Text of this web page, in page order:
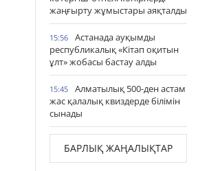
жаңғырту жұмыстары аяқталды
15:56
Астанада ауқымды
республикалық «Кітап оқитын
ұлт» жобасы бастау алды
15:45
Алматылық 500-ден астам
жас қалалық квиздерде білімін
сынады
БАРЛЫҚ ЖАҢАЛЫҚТАР